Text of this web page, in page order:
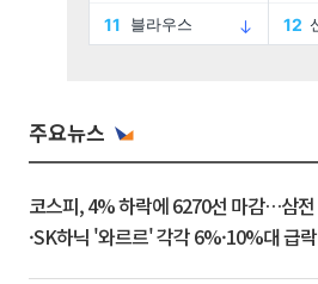
주요뉴스
코스피, 4% 하락에 6270선 마감…삼전
·SK하닉 '와르르' 각각 6%·10%대 급락